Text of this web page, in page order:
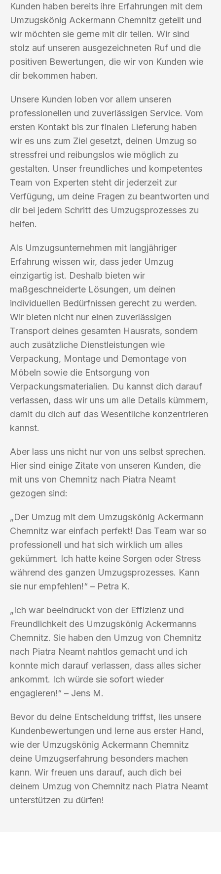
Kunden haben bereits ihre Erfahrungen mit dem
Umzugskönig Ackermann Chemnitz geteilt und
wir möchten sie gerne mit dir teilen. Wir sind
stolz auf unseren ausgezeichneten Ruf und die
positiven Bewertungen, die wir von Kunden wie
dir bekommen haben.
Unsere Kunden loben vor allem unseren
professionellen und zuverlässigen Service. Vom
ersten Kontakt bis zur finalen Lieferung haben
wir es uns zum Ziel gesetzt, deinen Umzug so
stressfrei und reibungslos wie möglich zu
gestalten. Unser freundliches und kompetentes
Team von Experten steht dir jederzeit zur
Verfügung, um deine Fragen zu beantworten und
dir bei jedem Schritt des Umzugsprozesses zu
helfen.
Als Umzugsunternehmen mit langjähriger
Erfahrung wissen wir, dass jeder Umzug
einzigartig ist. Deshalb bieten wir
maßgeschneiderte Lösungen, um deinen
individuellen Bedürfnissen gerecht zu werden.
Wir bieten nicht nur einen zuverlässigen
Transport deines gesamten Hausrats, sondern
auch zusätzliche Dienstleistungen wie
Verpackung, Montage und Demontage von
Möbeln sowie die Entsorgung von
Verpackungsmaterialien. Du kannst dich darauf
verlassen, dass wir uns um alle Details kümmern,
damit du dich auf das Wesentliche konzentrieren
kannst.
Aber lass uns nicht nur von uns selbst sprechen.
Hier sind einige Zitate von unseren Kunden, die
mit uns von Chemnitz nach Piatra Neamt
gezogen sind:
„Der Umzug mit dem Umzugskönig Ackermann
Chemnitz war einfach perfekt! Das Team war so
professionell und hat sich wirklich um alles
gekümmert. Ich hatte keine Sorgen oder Stress
während des ganzen Umzugsprozesses. Kann
sie nur empfehlen!“ – Petra K.
„Ich war beeindruckt von der Effizienz und
Freundlichkeit des Umzugskönig Ackermanns
Chemnitz. Sie haben den Umzug von Chemnitz
nach Piatra Neamt nahtlos gemacht und ich
konnte mich darauf verlassen, dass alles sicher
ankommt. Ich würde sie sofort wieder
engagieren!“ – Jens M.
Bevor du deine Entscheidung triffst, lies unsere
Kundenbewertungen und lerne aus erster Hand,
wie der Umzugskönig Ackermann Chemnitz
deine Umzugserfahrung besonders machen
kann. Wir freuen uns darauf, auch dich bei
deinem Umzug von Chemnitz nach Piatra Neamt
unterstützen zu dürfen!